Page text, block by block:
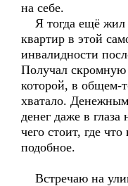
на себе.
Я тогда ещё жил
квартир в этой
инвалидности
Получал
которой, в общем-
хватало.
денег даже в
чего стоит, где
подобное.
Встречаю на